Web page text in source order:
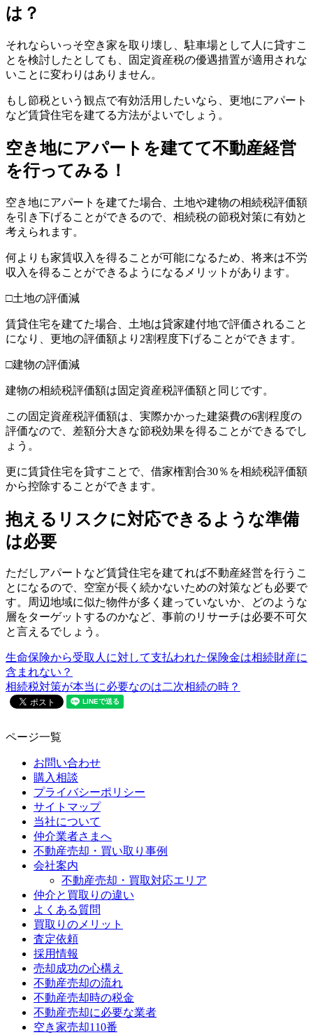
は？
それならいっそ空き家を取り壊し、駐車場として人に貸すこ
とを検討したとしても、固定資産税の優遇措置が適用されな
いことに変わりはありません。
もし節税という観点で有効活用したいなら、更地にアパート
など賃貸住宅を建てる方法がよいでしょう。
空き地にアパートを建てて不動産経営
を行ってみる！
空き地にアパートを建てた場合、土地や建物の相続税評価額
を引き下げることができるので、相続税の節税対策に有効と
考えられます。
何よりも家賃収入を得ることが可能になるため、将来は不労
収入を得ることができるようになるメリットがあります。
□土地の評価減
賃貸住宅を建てた場合、土地は貸家建付地で評価されること
になり、更地の評価額より2割程度下げることができます。
□建物の評価減
建物の相続税評価額は固定資産税評価額と同じです。
この固定資産税評価額は、実際かかった建築費の6割程度の
評価なので、差額分大きな節税効果を得ることができるでし
ょう。
更に賃貸住宅を貸すことで、借家権割合30％を相続税評価額
から控除することができます。
抱えるリスクに対応できるような準備
は必要
ただしアパートなど賃貸住宅を建てれば不動産経営を行うこ
とになるので、空室が長く続かないための対策なども必要で
す。周辺地域に似た物件が多く建っていないか、どのような
層をターゲットするのかなど、事前のリサーチは必要不可欠
と言えるでしょう。
生命保険から受取人に対して支払われた保険金は相続財産に
含まれない？
相続税対策が本当に必要なのは二次相続の時？
ページ一覧
お問い合わせ
購入相談
プライバシーポリシー
サイトマップ
当社について
仲介業者さまへ
不動産売却・買い取り事例
会社案内
不動産売却・買取対応エリア
仲介と買取りの違い
よくある質問
買取りのメリット
査定依頼
採用情報
売却成功の心構え
不動産売却の流れ
不動産売却時の税金
不動産売却に必要な業者
空き家売却110番